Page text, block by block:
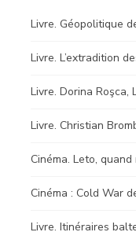
Livre. Géopolitique
Livre. L’extradition
Livre. Dorina Roşca,
Livre. Christian
Cinéma. Leto,
Cinéma : Cold War
Livre. Itinéraires